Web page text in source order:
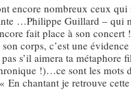
encore nombreux ceux
…Philippe Guillard – qui
fait place à son concert
corps, c’est une
pas s’il aimera ta
!)…ce sont les mots
En chantant je retrouve